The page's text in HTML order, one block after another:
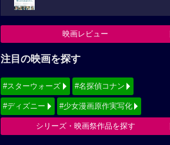
映画レビュー
注目の映画を探す
#スターウォーズ #名探偵コナン
#ディズニー #少女漫画原作実写化
シリーズ・映画祭作品を探す